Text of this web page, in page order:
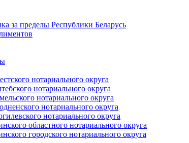
за пределы Республики Беларусь
нотариального округа
нотариального округа
нотариального округа
нотариального округа
нотариального округа
областного нотариального округа
городского нотариального округа